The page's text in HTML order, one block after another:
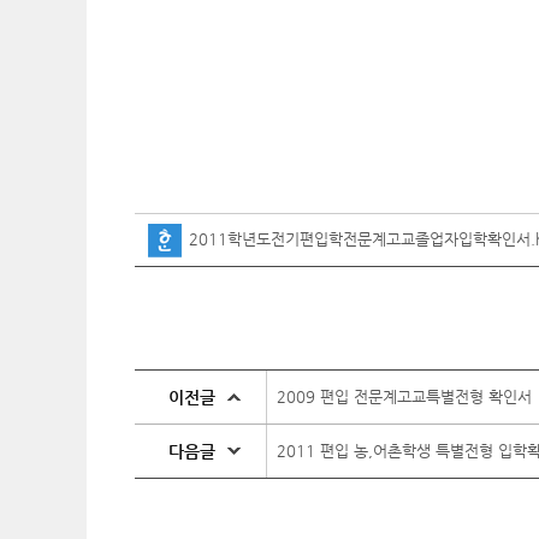
2011학년도전기편입학전문계고교졸업자입학확인서
이전글 2009 편입 전문계고교특별전형 확인서
다음글 2011 편입 농,어촌학생 특별전형 입학